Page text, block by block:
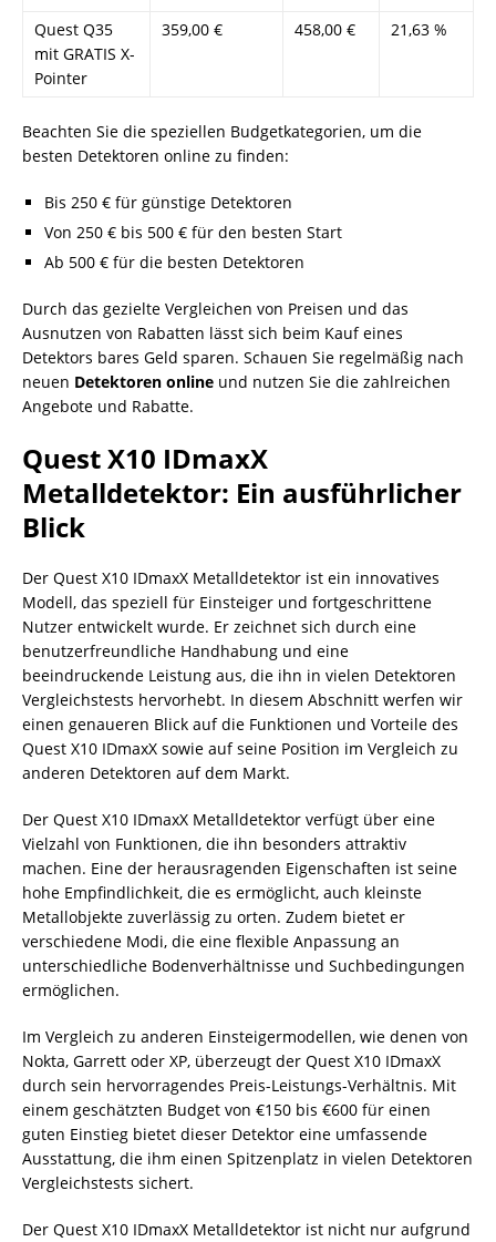
Quest Q35
mit GRATIS X-
Pointer
359,00 € 458,00 € 21,63 %
Beachten Sie die speziellen Budgetkategorien, um die
besten Detektoren online zu finden:
Bis 250 € für günstige Detektoren
Von 250 € bis 500 € für den besten Start
Ab 500 € für die besten Detektoren
Durch das gezielte Vergleichen von Preisen und das
Ausnutzen von Rabatten lässt sich beim Kauf eines
Detektors bares Geld sparen. Schauen Sie regelmäßig nach
neuen Detektoren online und nutzen Sie die zahlreichen
Angebote und Rabatte.
Quest X10 IDmaxX
Metalldetektor: Ein ausführlicher
Blick
Der Quest X10 IDmaxX Metalldetektor ist ein innovatives
Modell, das speziell für Einsteiger und fortgeschrittene
Nutzer entwickelt wurde. Er zeichnet sich durch eine
benutzerfreundliche Handhabung und eine
beeindruckende Leistung aus, die ihn in vielen Detektoren
Vergleichstests hervorhebt. In diesem Abschnitt werfen wir
einen genaueren Blick auf die Funktionen und Vorteile des
Quest X10 IDmaxX sowie auf seine Position im Vergleich zu
anderen Detektoren auf dem Markt.
Der Quest X10 IDmaxX Metalldetektor verfügt über eine
Vielzahl von Funktionen, die ihn besonders attraktiv
machen. Eine der herausragenden Eigenschaften ist seine
hohe Empfindlichkeit, die es ermöglicht, auch kleinste
Metallobjekte zuverlässig zu orten. Zudem bietet er
verschiedene Modi, die eine flexible Anpassung an
unterschiedliche Bodenverhältnisse und Suchbedingungen
ermöglichen.
Im Vergleich zu anderen Einsteigermodellen, wie denen von
Nokta, Garrett oder XP, überzeugt der Quest X10 IDmaxX
durch sein hervorragendes Preis-Leistungs-Verhältnis. Mit
einem geschätzten Budget von €150 bis €600 für einen
guten Einstieg bietet dieser Detektor eine umfassende
Ausstattung, die ihm einen Spitzenplatz in vielen Detektoren
Vergleichstests sichert.
Der Quest X10 IDmaxX Metalldetektor ist nicht nur aufgrund